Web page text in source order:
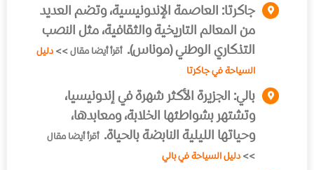
جاكرتا:العاصمة الإندونيسية، وتضم العديد
من المعالم التاريخية والثقافية، مثل النصب
التذكاري الوطني (موناس). أقرأ أيضا مقال >>دليل
السياحة في جاكرتا
بالي:الجزيرة الأكثر شهرة في إندونيسيا،
وتشتهر بشواطئها الخلابة، ومعابدها،
وحياتها الليلية النابضة بالحياة. أقرأ أيضا مقال
>>دليل السياحة في بالي